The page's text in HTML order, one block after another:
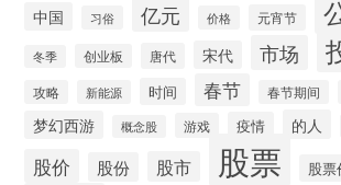
中国 习俗 亿元 价格 元宵节
冬季 创业板 唐代 宋代 市场
攻略 新能源 时间 春节 春节期间
梦幻西游 概念股 游戏 疫情 的人
股价 股份 股市 股票 股票